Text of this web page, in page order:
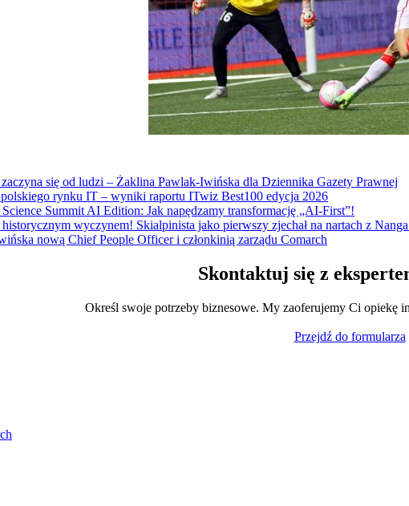
się od ludzi – Żaklina Pawlak-Iwińska dla Dziennika Gazety Prawnej
rynku IT – wyniki raportu ITwiz Best100 edycja 2026
Summit AI Edition: Jak napędzamy transformację „AI-First”!
wyczynem! Skialpinista jako pierwszy zjechał na nartach z
nową Chief People Officer i członkinią zarządu Comarch
Skontaktuj się z
Określ swoje potrzeby biznesowe. My zaoferujemy Ci opiekę
Przejdź do formularza